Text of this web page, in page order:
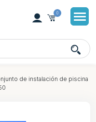
0
de instalación de piscina